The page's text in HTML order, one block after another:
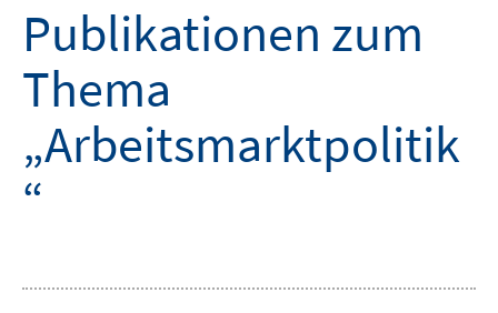
Publikationen zum
Thema
„Arbeitsmarktpolitik
“